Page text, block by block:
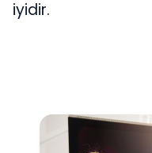
iyidir.